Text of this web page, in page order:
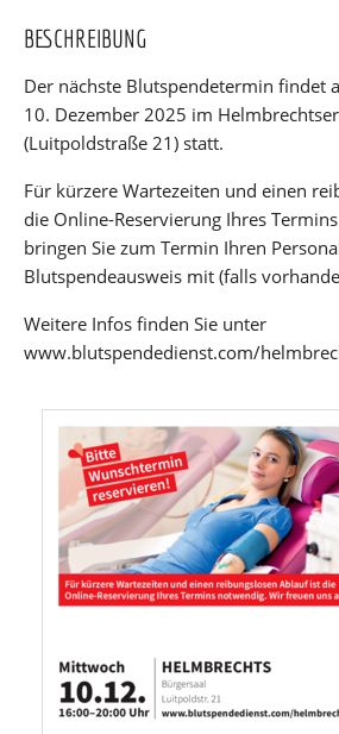
BESCHREIBUNG
Der nächste Blutspendetermin findet
10. Dezember 2025 im
(Luitpoldstraße 21) statt.
Für kürzere Wartezeiten und einen
die Online-Reservierung Ihres
bringen Sie zum Termin Ihren
Blutspendeausweis mit (falls
Weitere Infos finden Sie unter
www.blutspendedienst.com/